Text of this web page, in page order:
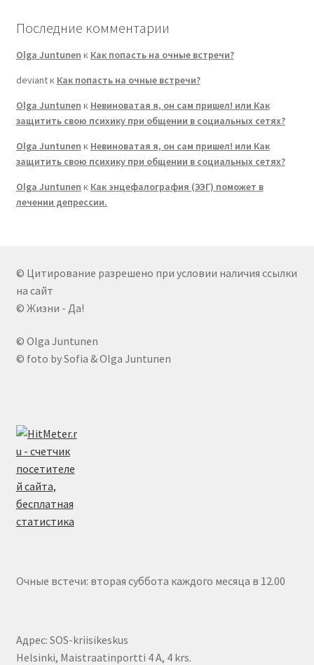
Последние комментарии
Olga Juntunen к Как попасть на очные встречи?
deviantк Как попасть на очные встречи?
Olga Juntunen к Невиноватая я, он сам пришел! или Как
защитить свою психику при общении в социальных сетях?
Olga Juntunen к Невиноватая я, он сам пришел! или Как
защитить свою психику при общении в социальных сетях?
Olga Juntunen к Как энцефалография (ЭЭГ) поможет в
лечении депрессии.
© Цитирование разрешено при условии наличия ссылки
на сайт
© Жизни - Да!
© Olga Juntunen
© foto by Sofia & Olga Juntunen
Очные встечи: вторая суббота каждого месяца в 12.00
Адрес: SOS-kriisikeskus
Helsinki, Maistraatinportti 4 A, 4 krs.